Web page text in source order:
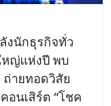
งนักธุรกิจทั่ว
หญ่แห่งปี พบ
ถ่ายทอดวิสัย
นเสิร์ต “โชค